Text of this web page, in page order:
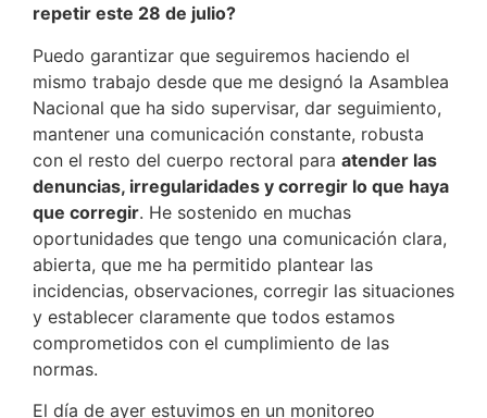
repetir este 28 de julio?
Puedo garantizar que seguiremos haciendo el
mismo trabajo desde que me designó la Asamblea
Nacional que ha sido supervisar, dar seguimiento,
mantener una comunicación constante, robusta
con el resto del cuerpo rectoral para atender las
denuncias, irregularidades y corregir lo que haya
que corregir. He sostenido en muchas
oportunidades que tengo una comunicación clara,
abierta, que me ha permitido plantear las
incidencias, observaciones, corregir las situaciones
y establecer claramente que todos estamos
comprometidos con el cumplimiento de las
normas.
El día de ayer estuvimos en un monitoreo